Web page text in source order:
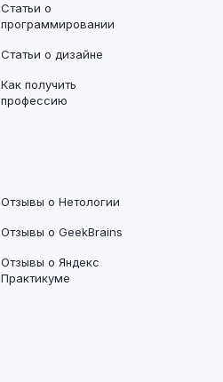
Статьи о
программировании
Статьи о дизайне
Как получить
профессию
Отзывы о Нетологии
Отзывы о GeekBrains
Отзывы о Яндекс
Практикуме